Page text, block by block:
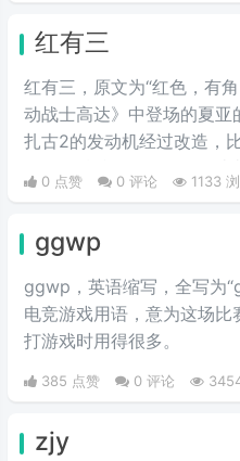
红有三
红有三，原文为“红色，有
动战士高达》中登场的夏
扎古2的发动机经过改造，
三倍速也被看作是夏亚登场
0 点赞 0 评论 1133
ggwp
ggwp，英‌‌‌‌‌‌‌‌‌‌‌语缩写，全写为
电竞游戏用语，意为这场
打游戏时用得很多。
385 点赞 0 评论
zjy